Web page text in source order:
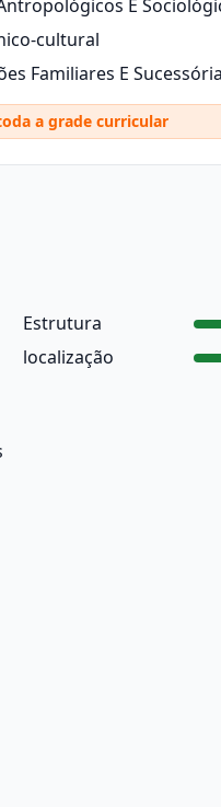
E
cultural
Familiares E
a grade curricular
Estrutura
localização